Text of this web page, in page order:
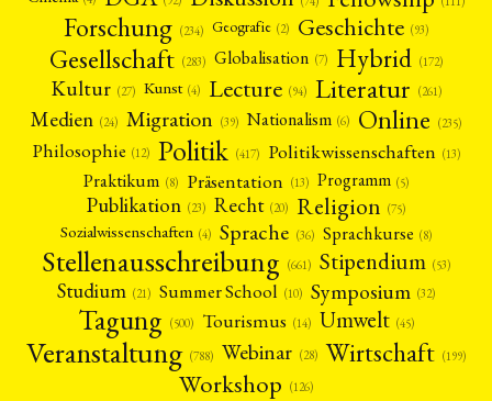
Forschung (234) Geografie (2) Geschichte (93)
Gesellschaft (283) Globalisation (7) Hybrid (172)
Kultur (27) Kunst (4) Lecture (94) Literatur (261)
Medien (24) Migration (39) Nationalism (6) Online (235)
Philosophie (12) Politik (417) Politikwissenschaften (13)
Praktikum (8) Präsentation (13) Programm (5)
Publikation (23) Recht (20) Religion (75)
Sozialwissenschaften (4) Sprache (36) Sprachkurse (8)
Stellenausschreibung (661) Stipendium (53)
Studium (21) Summer School (10) Symposium (32)
Tagung (500) Tourismus (14) Umwelt (45)
Veranstaltung (788) Webinar (28) Wirtschaft (199)
Workshop (126)